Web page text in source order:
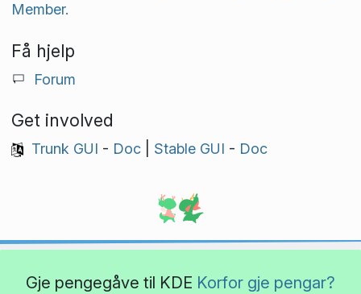
Member.
Få hjelp
Forum
Get involved
Trunk GUI - Doc| Stable GUI - Doc
Gje pengegåve til KDE Korfor gje pengar?